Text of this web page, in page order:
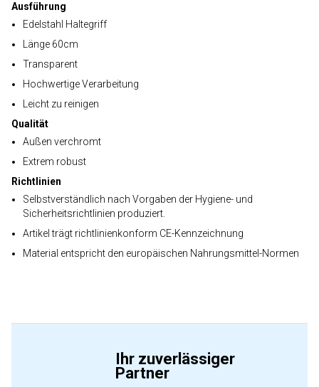
Ausführung
Edelstahl Haltegriff
Länge 60cm
Transparent
Hochwertige Verarbeitung
Leicht zu reinigen
Qualität
Außen verchromt
Extrem robust
Richtlinien
Selbstverständlich nach Vorgaben der Hygiene- und
Sicherheitsrichtlinien produziert.
Artikel trägt richtlinienkonform CE-Kennzeichnung
Material entspricht den europäischen Nahrungsmittel-Normen
Ihr zuverlässiger
Partner